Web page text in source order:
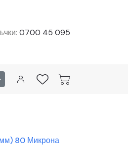
0700 45 095
80 Микрона